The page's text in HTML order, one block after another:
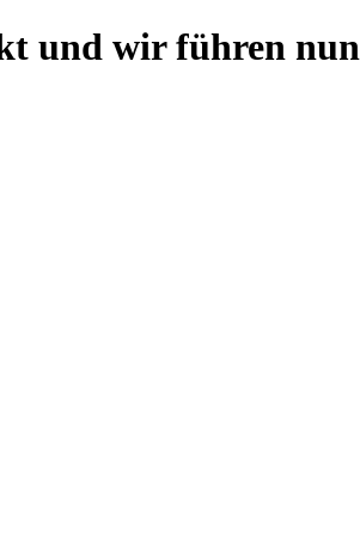
und wir führen